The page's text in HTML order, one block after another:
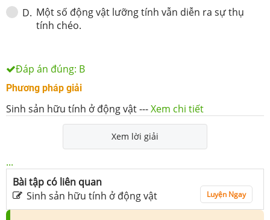
D. Một số động vật lưỡng tính vẫn diễn ra sự thụ
tính chéo.
Đáp án đúng: B
Phương pháp giải
Sinh sản hữu tính ở động vật---Xem chi tiết
Xem lời giải
...
Bài tập có liên quan
Sinh sản hữu tính ở động vật
Luyện Ngay